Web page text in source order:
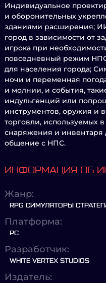
Индивидуальное
и оборонительных
зданиями расширения;
город в зависимости от
игрока при
повседневный режим
для населения города;
ночи и переменная
и молнии, и события,
индульгенций или
инструментов, оружия и
торговли, используемых
снаряжения и инвентаря
общение с НПС.
ИНФОРМАЦИЯ ОБ
Жанр:
RPG СИМУЛЯТОРЫ
Платформа:
PC
Разработчик:
WHITE VERTEX STUDIOS
Издатель: